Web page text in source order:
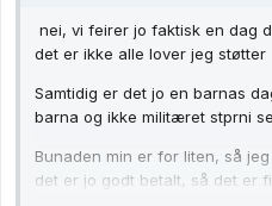
nei, vi feirer jo faktisk en dag
det er ikke alle lover jeg støtter
Samtidig er det jo en barnas
barna og ikke militæret stprni
Bunaden min er for liten, så
det er jo godt betalt, så det er